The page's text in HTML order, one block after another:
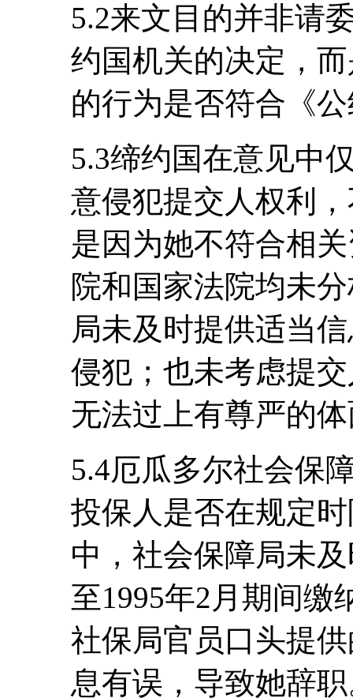
5.2来文目的并非请
约国机关的决定，
的行为是否符合《
5.3缔约国在意见中
意侵犯提交人权利
是因为她不符合相
院和国家法院均未
局未及时提供适当
侵犯；也未考虑提
无法过上有尊严的
5.4厄瓜多尔社会保
投保人是否在规定
中，社会保障局未
至1995年2月期间缴
社保局官员口头提
息有误，导致她辞